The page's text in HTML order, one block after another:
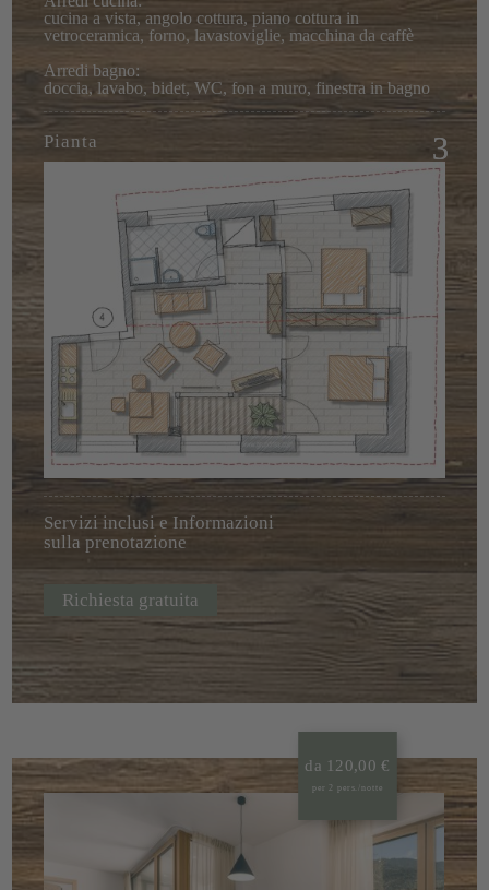
cucina a vista, angolo cottura, piano cottura in
vetroceramica, forno, lavastoviglie, macchina da caffè
Arredi bagno:
doccia, lavabo, bidet, WC, fon a muro, finestra in bagno
Pianta
Servizi inclusi e Informazioni
sulla prenotazione
Richiesta gratuita
da 120,00 €
per 2 pers./notte